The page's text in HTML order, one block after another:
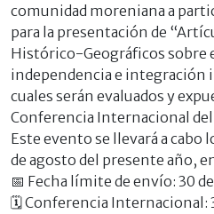
comunidad moreniana a
para la presentación de
Histórico-Geográficos sobre
independencia e integración
cuales serán evaluados y
Conferencia Internacional
Este evento se llevará a cabo
de agosto del presente año,
📅 Fecha límite de envío: 30
🗓️ Conferencia Internacional: